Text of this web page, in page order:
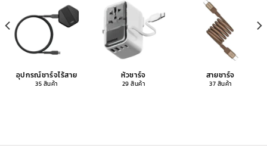
อุปกรณ์ชาร์จไร้สาย
35 สินค้า
หัวชาร์จ
29 สินค้า
สายชาร์จ
37 สินค้า